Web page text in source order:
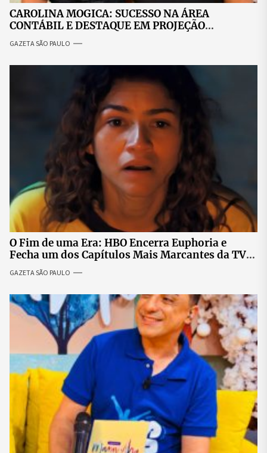
CAROLINA MOGICA: SUCESSO NA ÁREA
CONTÁBIL E DESTAQUE EM PROJEÇÃO
NACIONAL
GAZETA SÃO PAULO
O Fim de uma Era: HBO Encerra Euphoria e
Fecha um dos Capítulos Mais Marcantes da TV
Moderna
GAZETA SÃO PAULO